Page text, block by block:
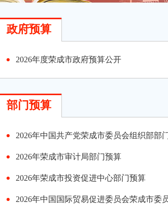
政府预算
2026年度荣成市政府预算公开
部门预算
2026年中国共产党荣成市委员会组织部部
2026年荣成市审计局部门预算
2026年荣成市投资促进中心部门预算
2026年中国国际贸易促进委员会荣成市委